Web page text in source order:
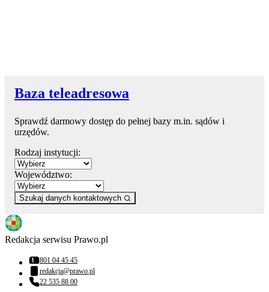
Baza teleadresowa
Sprawdź darmowy dostęp do pełnej bazy m.in. sądów i
urzędów.
Rodzaj instytucji:
Województwo:
Szukaj danych kontaktowych
Redakcja serwisu Prawo.pl
Numer telefonu:
801 04 45 45
Adres email:
redakcja@prawo.pl
Numer telefonu:
22 535 88 00